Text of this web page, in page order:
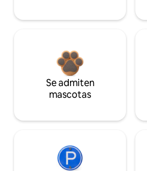
Se admiten
mascotas